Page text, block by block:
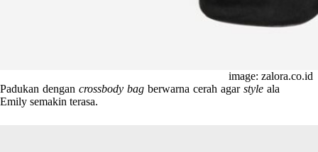
image: zalora.co.id
Padukan dengancrossbody bagberwarna cerah agarstyleala
Emily semakin terasa.